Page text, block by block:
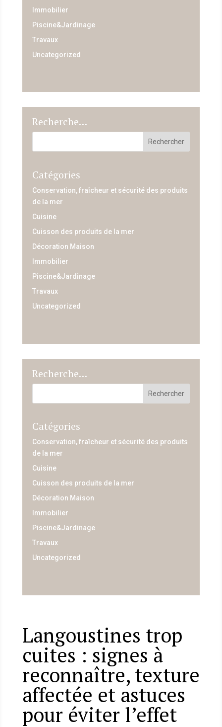
Immobilier
Piscine&Jardinage
Travaux
Uncategorized
Recherche…
Catégories
Conservation, fraîcheur et sécurité des produits
de la mer
Cuisine
Cuisson des produits de la mer
Décoration Maison
Immobilier
Piscine&Jardinage
Travaux
Uncategorized
Recherche…
Catégories
Conservation, fraîcheur et sécurité des produits
de la mer
Cuisine
Cuisson des produits de la mer
Décoration Maison
Immobilier
Piscine&Jardinage
Travaux
Uncategorized
Langoustines trop
cuites : signes à
reconnaître, texture
affectée et astuces
pour éviter l’effet